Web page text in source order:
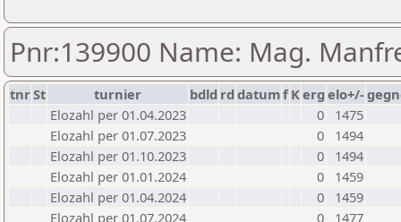
Pnr:139900 Name: Mag.
tnrSt turnier bdld rd datumf Kerg elo+/-
Elozahl per 01.04.2023
0
1475
Elozahl per 01.07.2023
0
1494
Elozahl per 01.10.2023
0
1494
Elozahl per 01.01.2024
0
1459
Elozahl per 01.04.2024
0
1459
Elozahl per 01.07.2024
0
1477